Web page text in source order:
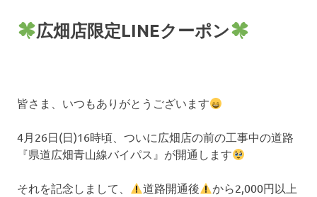
広畑店限定LINEクーポン
皆さま、いつもありがとうございます
4月26日(日)16時頃、ついに広畑店の前の工事中の道路
『県道広畑青山線バイパス』が開通します
それを記念しまして、 道路開通後
から2,000円以上